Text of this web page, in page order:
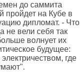
до саммита
пройдет на Кубе в
дипломат. - Что
не вели себя так
волнует их
будущее:
где